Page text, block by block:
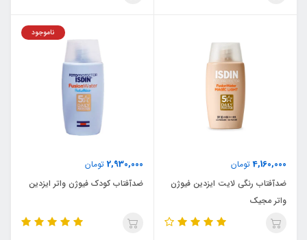
4,160,000تومان
ضدآفتاب رنگی لایت ایزدین فیوژن
واتر مجیک
2,930,000 تومان
ناموجود
ضدآفتاب کودک فیوژن واتر ایزدین